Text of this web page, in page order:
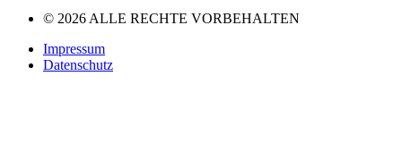
© 2026 ALLE RECHTE VORBEHALTEN
Impressum
Datenschutz